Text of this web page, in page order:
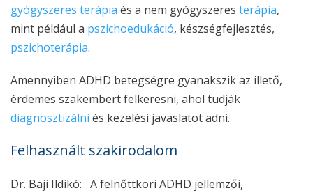
gyógyszeres terápia és a nem gyógyszeres terápia,
mint például a pszichoedukáció, készségfejlesztés,
pszichoterápia.
Amennyiben ADHD betegségre gyanakszik az illető,
érdemes szakembert felkeresni, ahol tudják
diagnosztizálni és kezelési javaslatot adni.
Felhasznált szakirodalom
Dr. Baji Ildikó: A felnőttkori ADHD jellemzői,